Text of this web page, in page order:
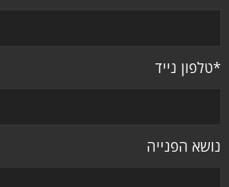
*טלפון נייד
נושא הפנייה